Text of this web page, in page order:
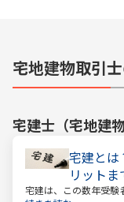
宅地建物取引
宅建士（宅地建
宅建とは
リット
宅建は、この数年受験